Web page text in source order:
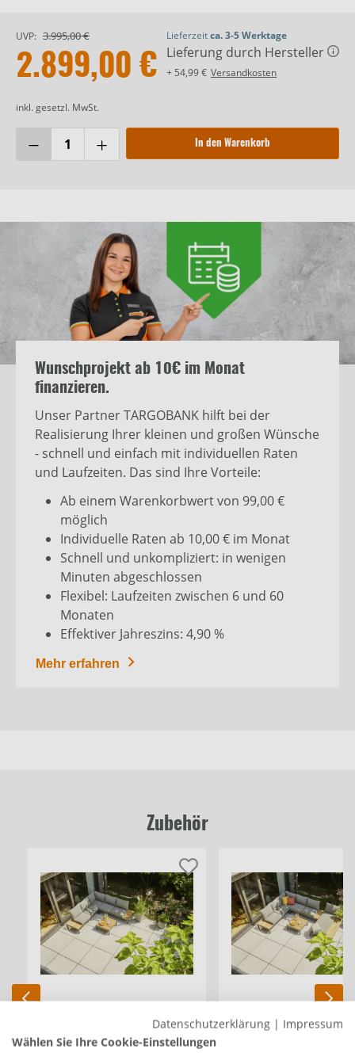
2.899,00 €
UVP: 3.995,00 €
inkl. gesetzl. MwSt.
Lieferzeitca. 3-5 Werktage
Lieferung durch Hersteller
+ 54,99 € Versandkosten
In den Warenkorb
Wunschprojekt ab 10€ im Monat
finanzieren.
Unser Partner TARGOBANK hilft bei der
Realisierung Ihrer kleinen und großen Wünsche
- schnell und einfach mit individuellen Raten
und Laufzeiten. Das sind Ihre Vorteile:
Ab einem Warenkorbwert von 99,00 €
möglich
Individuelle Raten ab 10,00 € im Monat
Schnell und unkompliziert: in wenigen
Minuten abgeschlossen
Flexibel: Laufzeiten zwischen 6 und 60
Monaten
Effektiver Jahreszins: 4,90 %
Mehr erfahren
Zubehör
Siena Garden Gartenmöbel-
Datenschutzerklärung | Impressum
Wählen Sie Ihre Cookie-Einstellungen